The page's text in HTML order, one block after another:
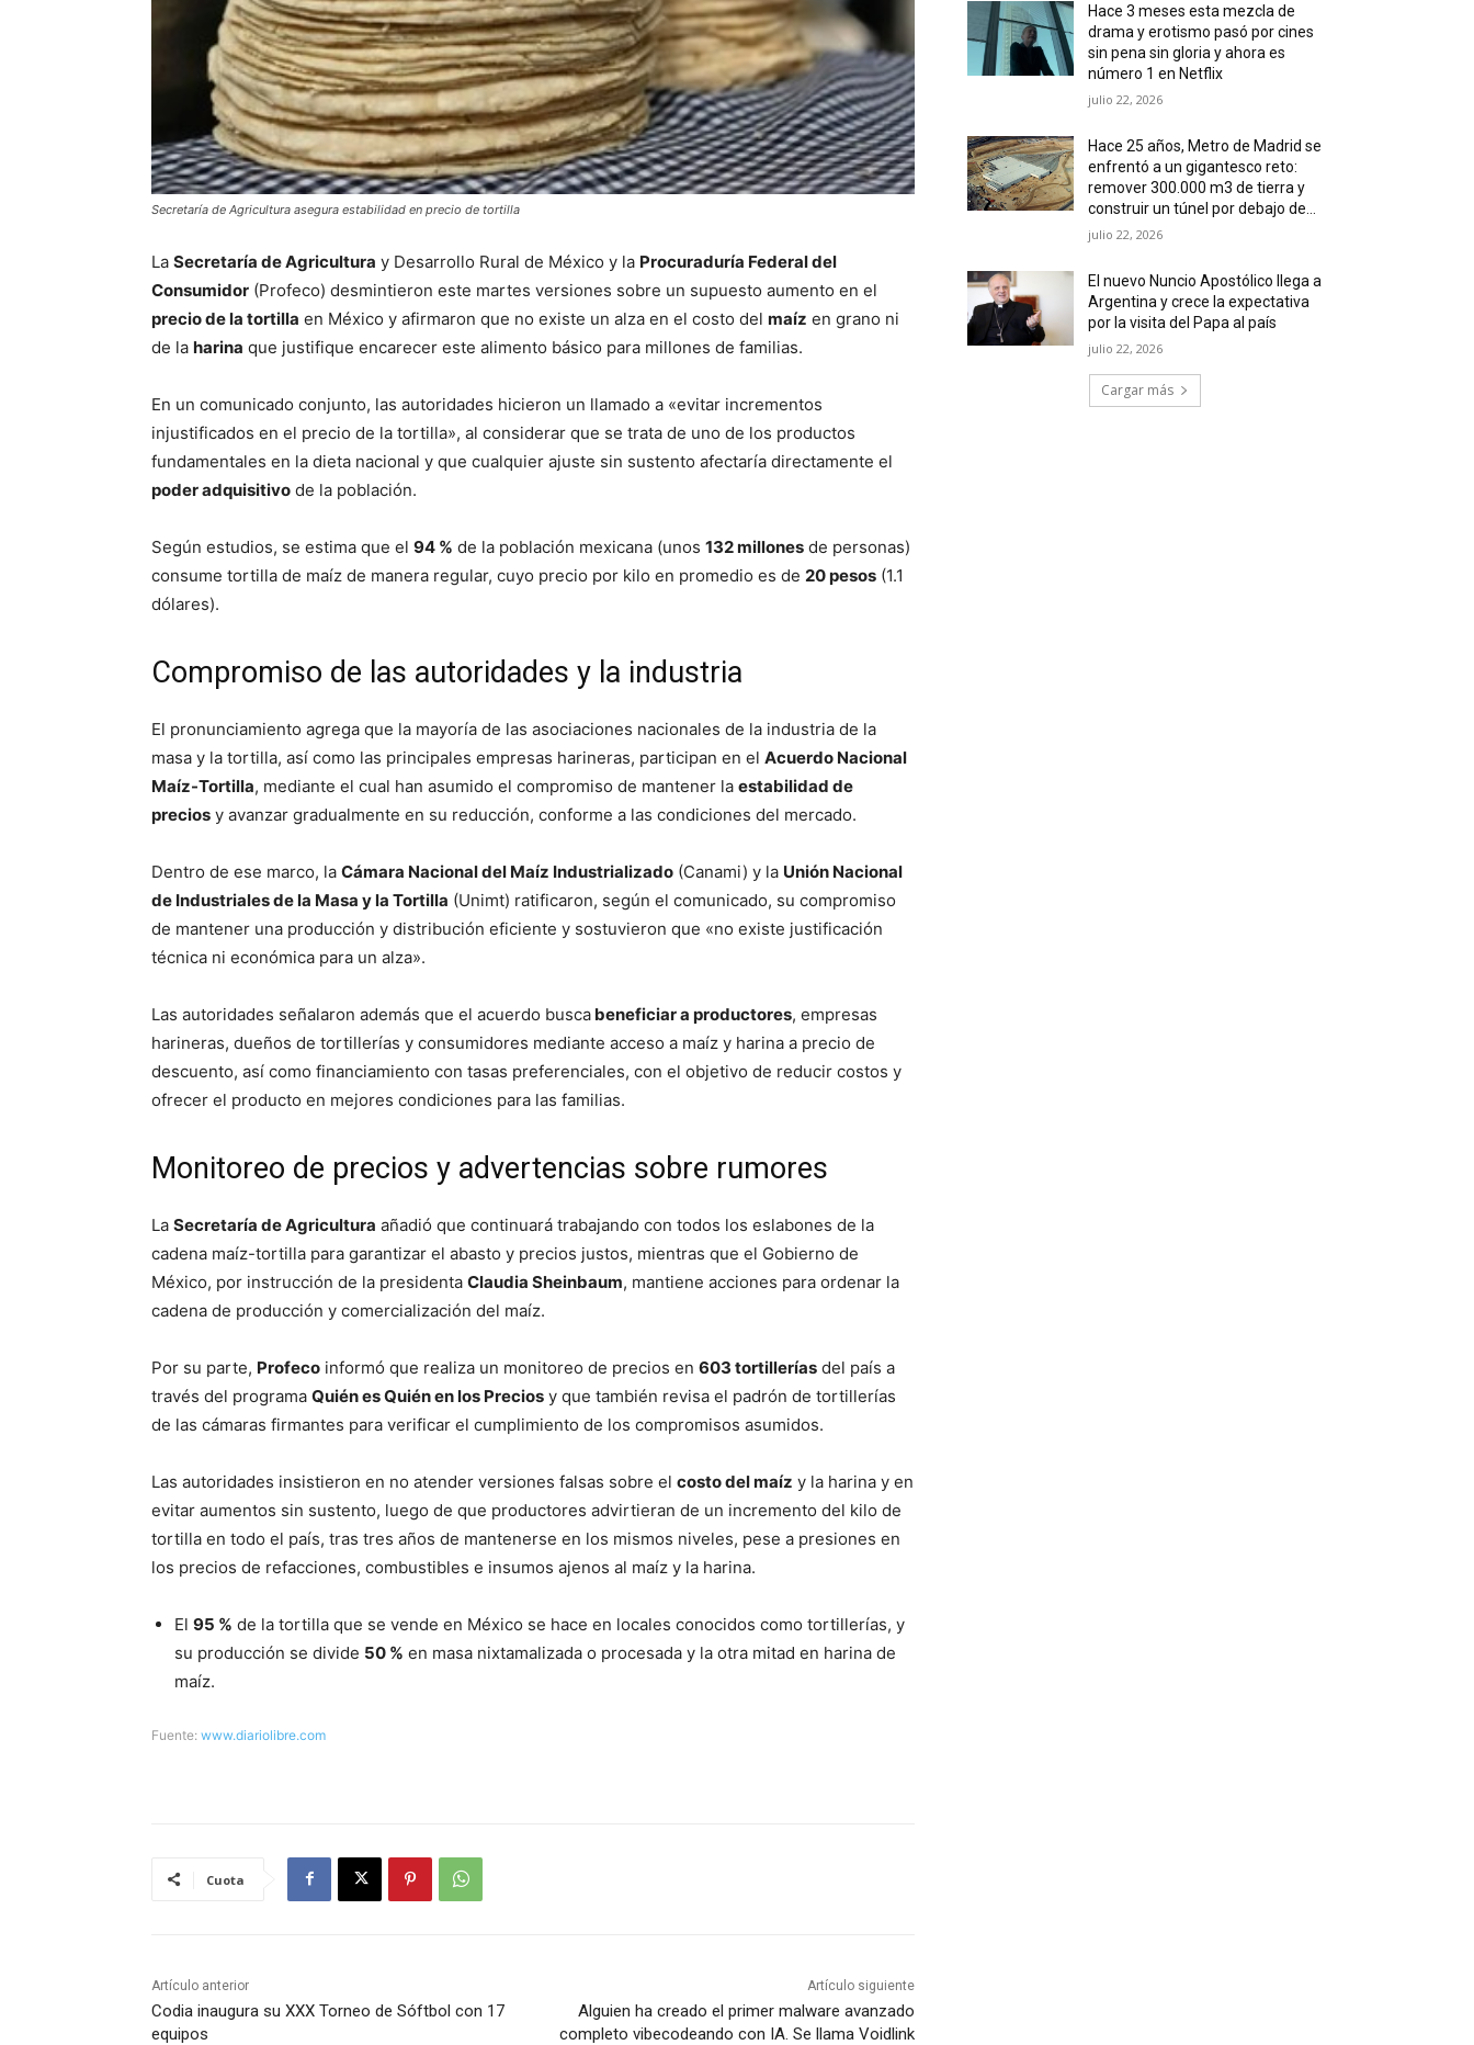
Secretaría de Agricultura asegura estabilidad en precio de tortilla
La Secretaría de Agricultura y Desarrollo Rural de México y la Procuraduría Federal del
Consumidor (Profeco) desmintieron este martes versiones sobre un supuesto aumento en el
precio de la tortilla en México y afirmaron que no existe un alza en el costo del maíz en grano ni
de la harina que justifique encarecer este alimento básico para millones de familias.
En un comunicado conjunto, las autoridades hicieron un llamado a «evitar incrementos
injustificados en el precio de la tortilla», al considerar que se trata de uno de los productos
fundamentales en la dieta nacional y que cualquier ajuste sin sustento afectaría directamente el
poder adquisitivo de la población.
Según estudios, se estima que el 94 % de la población mexicana (unos 132 millones de personas)
consume tortilla de maíz de manera regular, cuyo precio por kilo en promedio es de 20 pesos (1.1
dólares).
Compromiso de las autoridades y la industria
El pronunciamiento agrega que la mayoría de las asociaciones nacionales de la industria de la
masa y la tortilla, así como las principales empresas harineras, participan en el Acuerdo Nacional
Maíz-Tortilla, mediante el cual han asumido el compromiso de mantener la estabilidad de
precios y avanzar gradualmente en su reducción, conforme a las condiciones del mercado.
Dentro de ese marco, la Cámara Nacional del Maíz Industrializado (Canami) y la Unión Nacional
de Industriales de la Masa y la Tortilla (Unimt) ratificaron, según el comunicado, su compromiso
de mantener una producción y distribución eficiente y sostuvieron que «no existe justificación
técnica ni económica para un alza».
Las autoridades señalaron además que el acuerdo busca beneficiar a productores, empresas
harineras, dueños de tortillerías y consumidores mediante acceso a maíz y harina a precio de
descuento, así como financiamiento con tasas preferenciales, con el objetivo de reducir costos y
ofrecer el producto en mejores condiciones para las familias.
Monitoreo de precios y advertencias sobre rumores
La Secretaría de Agricultura añadió que continuará trabajando con todos los eslabones de la
cadena maíz-tortilla para garantizar el abasto y precios justos, mientras que el Gobierno de
México, por instrucción de la presidenta Claudia Sheinbaum, mantiene acciones para ordenar la
cadena de producción y comercialización del maíz.
Por su parte, Profeco informó que realiza un monitoreo de precios en 603 tortillerías del país a
través del programa Quién es Quién en los Precios y que también revisa el padrón de tortillerías
de las cámaras firmantes para verificar el cumplimiento de los compromisos asumidos.
Las autoridades insistieron en no atender versiones falsas sobre el costo del maíz y la harina y en
evitar aumentos sin sustento, luego de que productores advirtieran de un incremento del kilo de
tortilla en todo el país, tras tres años de mantenerse en los mismos niveles, pese a presiones en
los precios de refacciones, combustibles e insumos ajenos al maíz y la harina.
El 95 % de la tortilla que se vende en México se hace en locales conocidos como tortillerías, y
su producción se divide 50 % en masa nixtamalizada o procesada y la otra mitad en harina de
maíz.
Fuente: www.diariolibre.com
Cuota
Artículo anterior
Codia inaugura su XXX Torneo de Sóftbol con 17
equipos
Artículo siguiente
Alguien ha creado el primer malware avanzado
completo vibecodeando con IA. Se llama Voidlink
Hace 3 meses esta mezcla de
drama y erotismo pasó por cines
sin pena sin gloria y ahora es
número 1 en Netflix
julio 22, 2026
Hace 25 años, Metro de Madrid se
enfrentó a un gigantesco reto:
remover 300.000 m3 de tierra y
construir un túnel por debajo de…
julio 22, 2026
El nuevo Nuncio Apostólico llega a
Argentina y crece la expectativa
por la visita del Papa al país
julio 22, 2026
Cargar más